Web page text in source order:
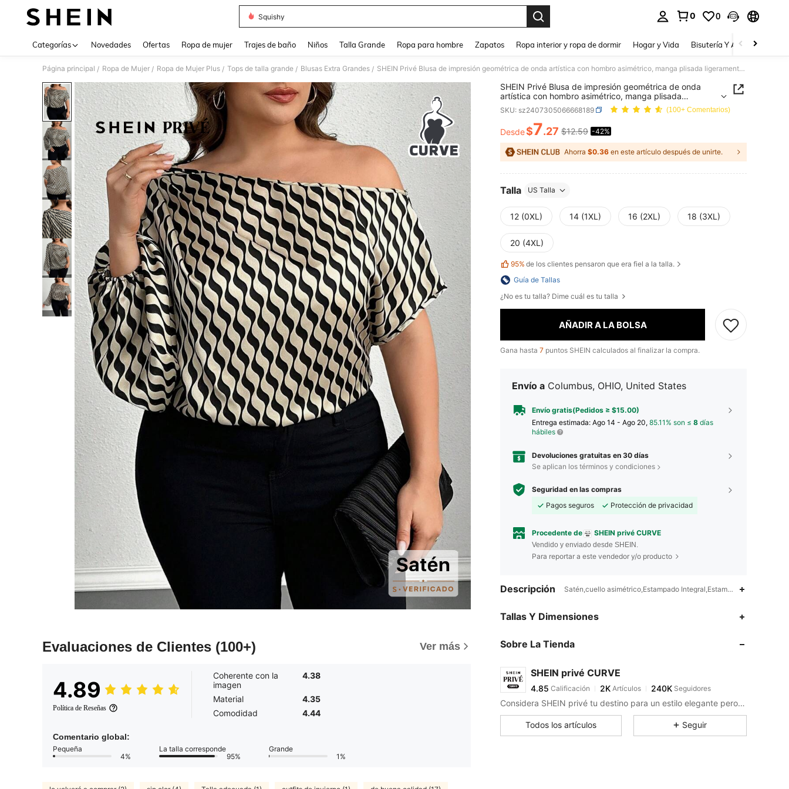
Squishy
0 0
Categorías Novedades Ofertas Ropa de mujer Trajes de baño Niños Talla Grande Ropa para hombre Zapatos Ropa interior y ropa de dormir Hogar y Vida Bisutería Y Accesorios
Página principal / Ropa de Mujer / Ropa de Mujer Plus / Tops de talla grande / Blusas Extra Grandes / SHEIN Privé Blusa de impresión geométrica de onda artística con hombro asimétrico, manga plisada ligeramente sexy para concierto de música, elegante y de oficina, dama chic de alta gama para té de la tarde, talla grande
Evaluaciones de Clientes (100+) Ver más
4.89
Política de Reseñas
Coherente con la
imagen
4.38
Material
4.35
Comodidad
4.44
Comentario global:
Pequeña
4%
La talla corresponde
95%
Grande
1%
SHEIN Privé Blusa de impresión geométrica de onda
artística con hombro asimétrico, manga plisada
ligeramente sexy para concierto de música, elegante y
de oficina, dama chic de alta gama para té de la tarde,
talla grande
SKU: sz2407305066668189 (100+ Comentarios)
PRICE AND AVAILABILITY
Desde$7.27 $12.59 -42%
Ahorra $0.36 en este artículo después de unirte.
Talla US Talla
12 (0XL) 14 (1XL) 16 (2XL) 18 (3XL)
20 (4XL)
95% de los clientes pensaron que era fiel a la talla.
Guía de Tallas
¿No es tu talla? Dime cuál es tu talla
AÑADIR A LA BOLSA
Gana hasta 7 puntos SHEIN calculados al finalizar la compra.
Envío a Columbus, OHIO, United States
Envío gratis(Pedidos ≥ $15.00)
Entrega estimada: Ago 14 - Ago 20, 85.11% son ≤ 8 días
hábiles
Devoluciones gratuitas en 30 días
Se aplican los términos y condiciones
Seguridad en las compras
Pagos seguros
Protección de privacidad
Procedente de SHEIN privé CURVE
Vendido y enviado desde SHEIN.
Para reportar a este vendedor y/o producto
Descripción Satén,cuello asimétrico,Estampado Integral,Estampado en
Tallas Y Dimensiones
Sobre La Tienda
SHEIN privé CURVE
4.85
4.85 Calificación 2K
s***epagó Hace 1 día
4.85 2K 240K
Considera SHEIN privé tu destino para un estilo elegante pero sin esfuerzo.
Todos los artículos Seguir